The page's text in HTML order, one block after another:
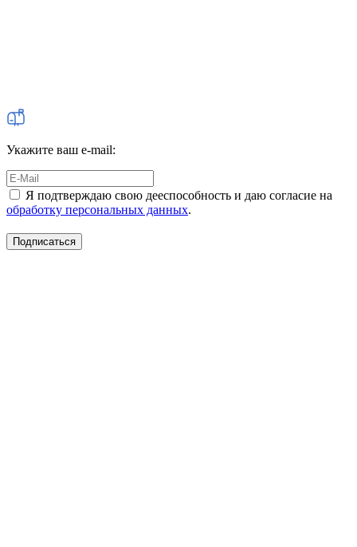
Укажите ваш e-mail:
Я подтверждаю свою дееспособность и даю согласие на
обработку персональных данных.